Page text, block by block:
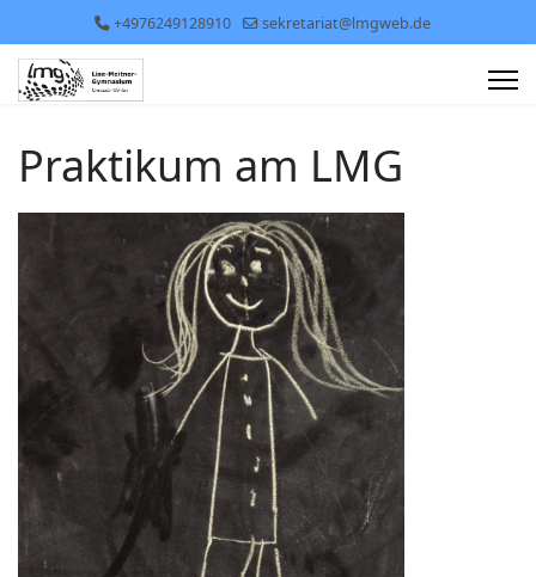
+4976249128910 sekretariat@lmgweb.de
Praktikum am LMG